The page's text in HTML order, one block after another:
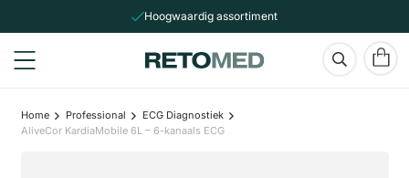
Hoogwaardig assortiment
Home Professional
ECG Diagnostiek
AliveCor KardiaMobile 6L – 6-kanaals ECG